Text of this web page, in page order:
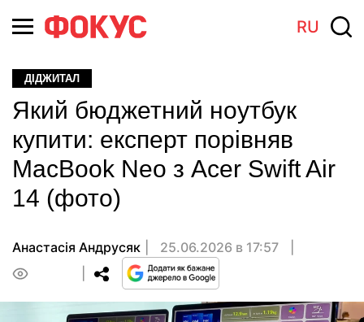
RU
ДІДЖИТАЛ
Який бюджетний ноутбук
купити: експерт порівняв
MacBook Neo з Acer Swift Air
14 (фото)
Анастасiя Андрусяк
25.06.2026 в 17:57